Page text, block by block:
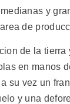
y
de
de la tierra
en manos
su vez un
y una